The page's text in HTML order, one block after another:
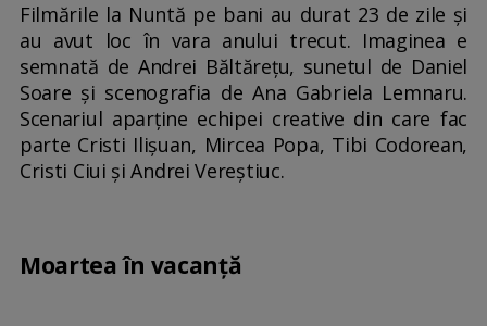
Filmările la Nuntă pe bani au durat 23 de zile și
au avut loc în vara anului trecut. Imaginea e
semnată de Andrei Băltărețu, sunetul de Daniel
Soare și scenografia de Ana Gabriela Lemnaru.
Scenariul aparține echipei creative din care fac
parte Cristi Ilișuan, Mircea Popa, Tibi Codorean,
Cristi Ciui și Andrei Vereștiuc.
Moartea în vacanță